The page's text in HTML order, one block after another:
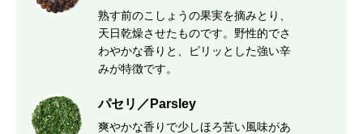
熟す前のこしょうの果実を摘みとり、
天日乾燥させたものです。野性的でさ
わやかな香りと、ピリッとした強い辛
みが特徴です。
パセリ／Parsley
爽やかな香りで少しほろ苦い風味があ